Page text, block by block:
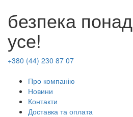
безпека понад
усе!
+380 (44) 230 87 07
Про компанію
Новини
Контакти
Доставка та оплата